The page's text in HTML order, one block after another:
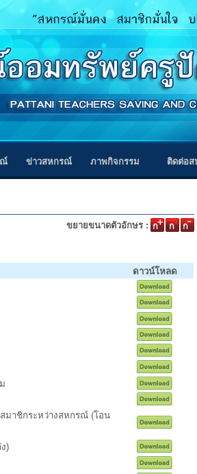
ข่าวสหกรณ์ ภาพกิจกรรม ติดต่อ
ขยายขนาดตัวอักษร :
ดาวน์โหลด
มาชิกระหว่างสหกรณ์ (โอน
)